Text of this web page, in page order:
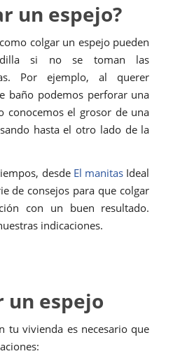
un espejo?
colgar un espejo pueden
si no se toman las
Por ejemplo, al querer
baño podemos perforar una
conocemos el grosor de una
hasta el otro lado de la
desde El manitas Ideal
de consejos para que colgar
con un buen resultado.
indicaciones.
un espejo
tu vivienda es necesario que